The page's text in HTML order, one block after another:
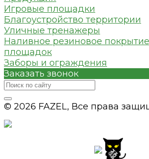
Игровые площадки
Благоустройство территории
Уличные тренажеры
Наливное резиновое
площадок
Заборы и ограждения
Заказать звонок
© 2026 FAZEL, Все права